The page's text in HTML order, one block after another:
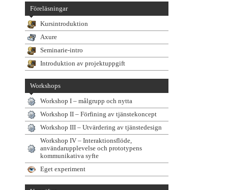
Föreläsningar
Kursintroduktion
Axure
Seminarie-intro
Introduktion av projektuppgift
Workshops
Workshop I – målgrupp och nytta
Workshop II – Förfining av tjänstekoncept
Workshop III – Utvärdering av tjänstedesign
Workshop IV – Interaktionsflöde,
användarupplevelse och prototypens
kommunikativa syfte
Eget experiment